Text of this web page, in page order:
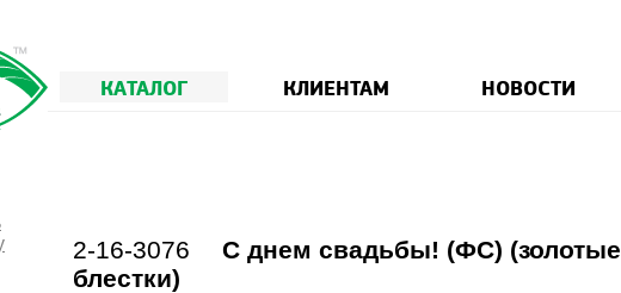
КАТАЛОГ КЛИЕНТАМ НОВОСТИ
2-16-3076
С днем свадьбы! (ФС) (золотые
блестки)